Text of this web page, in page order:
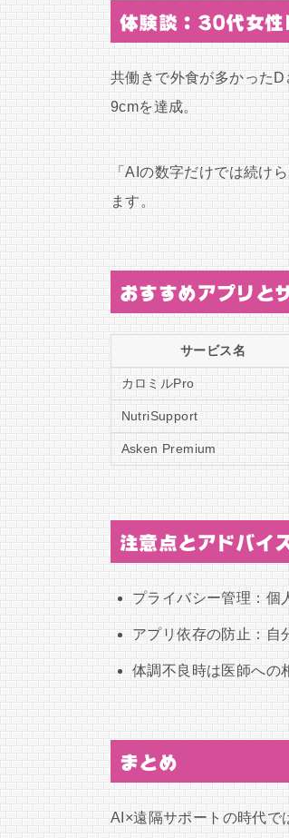
体験談：30代女性
共働きで外食が多かった
9cmを達成。
「AIの数字だけでは続け
ます。
おすすめアプリと
サービス名
カロミルPro
NutriSupport
Asken Premium
注意点とアドバイ
プライバシー管理：個
アプリ依存の防止：自
体調不良時は医師への
まとめ
AI×遠隔サポートの時代で